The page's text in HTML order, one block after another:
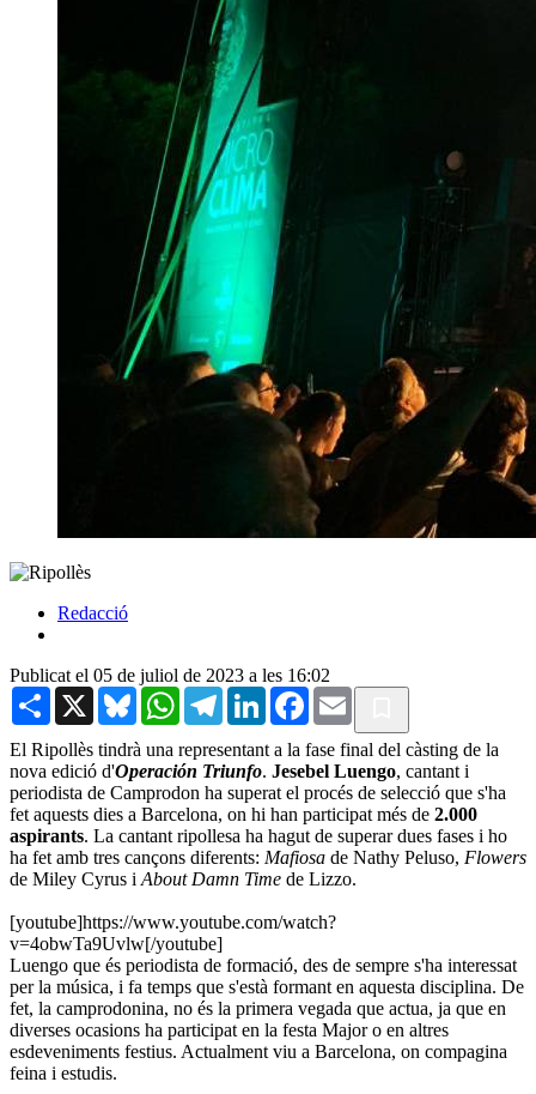
Redacció
Publicat el 05 de juliol de 2023 a les 16:02
Share X BlueskyWhatsAppTelegramLinkedInFacebook
Email
El Ripollès tindrà una representant a la fase final del càsting de la
nova edició d'Operación Triunfo. Jesebel Luengo, cantant i
periodista de Camprodon ha superat el procés de selecció que s'ha
fet aquests dies a Barcelona, on hi han participat més de 2.000
aspirants. La cantant ripollesa ha hagut de superar dues fases i ho
ha fet amb tres cançons diferents: Mafiosa de Nathy Peluso, Flowers
de Miley Cyrus i About Damn Time de Lizzo.
[youtube]https://www.youtube.com/watch?
v=4obwTa9Uvlw[/youtube]
Luengo que és periodista de formació, des de sempre s'ha interessat
per la música, i fa temps que s'està formant en aquesta disciplina. De
fet, la camprodonina, no és la primera vegada que actua, ja que en
diverses ocasions ha participat en la festa Major o en altres
esdeveniments festius. Actualment viu a Barcelona, on compagina
feina i estudis.